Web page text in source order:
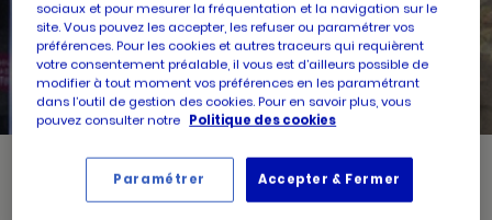
RECHERCHERUN
POINT
DE
VENTE
PICARD
Picard, créateur de saveurs et commerçant de proximité, vous
accueille dans l'un de ses magasins à FONTAINEBLEAU. Prenez
sociaux et pour mesurer la fréquentation et la navigation sur le
site. Vous pouvez les accepter, les refuser ou paramétrer vos
préférences. Pour les cookies et autres traceurs qui requièrent
votre consentement préalable, il vous est d’ailleurs possible de
modifier à tout moment vos préférences en les paramétrant
dans l’outil de gestion des cookies. Pour en savoir plus, vous
pouvez consulter notre Politique des cookies
Accepter & Fermer
Paramétrer